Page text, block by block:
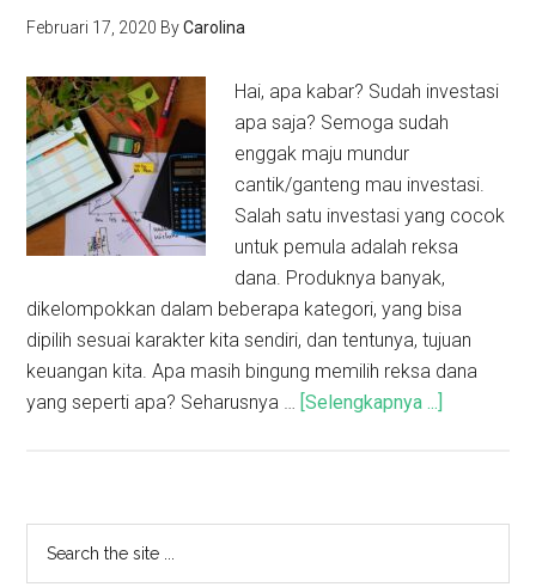
Februari 17, 2020 ByCarolina
Hai, apa kabar? Sudah investasi
apa saja? Semoga sudah
enggak maju mundur
cantik/ganteng mau investasi.
Salah satu investasi yang cocok
untuk pemula adalah reksa
dana. Produknya banyak,
dikelompokkan dalam beberapa kategori, yang bisa
dipilih sesuai karakter kita sendiri, dan tentunya, tujuan
keuangan kita. Apa masih bingung memilih reksa dana
yang seperti apa? Seharusnya … [Selengkapnya ...]